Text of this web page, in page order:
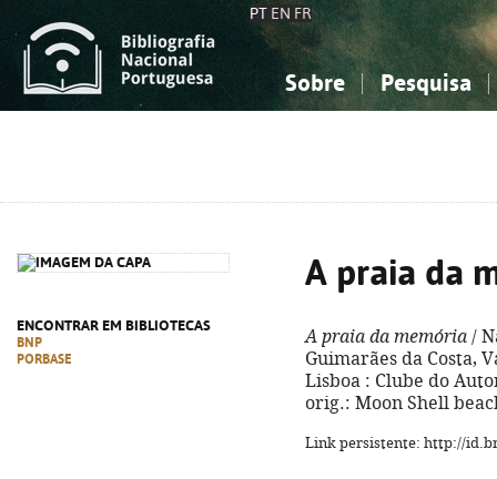
PT EN FR
Sobre Pesquisa
ENCONTRAR EM BIBLIOTECAS
BNP
PORBASE
A praia da
A praia da memória /
Guimarães da Costa,
Lisboa : Clube do
orig.: Moon Shell
Link persistente: http://